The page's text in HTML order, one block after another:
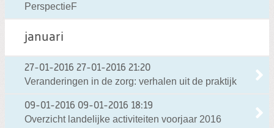
PerspectieF
januari
27-01-2016 27-01-2016 21:20
Veranderingen in de zorg: verhalen uit de praktijk
09-01-2016 09-01-2016 18:19
Overzicht landelijke activiteiten voorjaar 2016